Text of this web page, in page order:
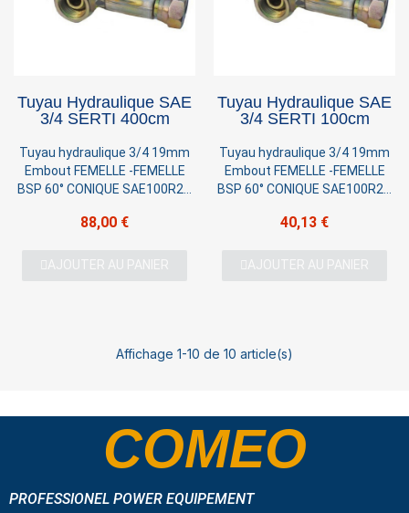
Tuyau Hydraulique SAE
3/4 SERTI 400cm
Tuyau hydraulique 3/4 19mm
Embout FEMELLE -FEMELLE
BSP 60° CONIQUE SAE100R2T
88,00 €
AJOUTER AU PANIER
Tuyau Hydraulique SAE
3/4 SERTI 100cm
Tuyau hydraulique 3/4 19mm
Embout FEMELLE -FEMELLE
BSP 60° CONIQUE SAE100R2T
40,13 €
AJOUTER AU PANIER
Affichage 1-10 de 10 article(s)
COMEO
PROFESSIONEL POWER EQUIPEMENT